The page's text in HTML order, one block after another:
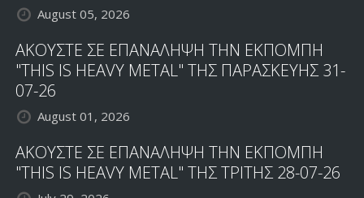
August 05, 2026
ΑΚΟΥΣΤΕ ΣΕ ΕΠΑΝΑΛΗΨΗ ΤΗΝ ΕΚΠΟΜΠΗ
"THIS IS HEAVY METAL" ΤΗΣ ΠΑΡΑΣΚΕΥΗΣ 31-
07-26
August 01, 2026
ΑΚΟΥΣΤΕ ΣΕ ΕΠΑΝΑΛΗΨΗ ΤΗΝ ΕΚΠΟΜΠΗ
"THIS IS HEAVY METAL" ΤΗΣ ΤΡΙΤΗΣ 28-07-26